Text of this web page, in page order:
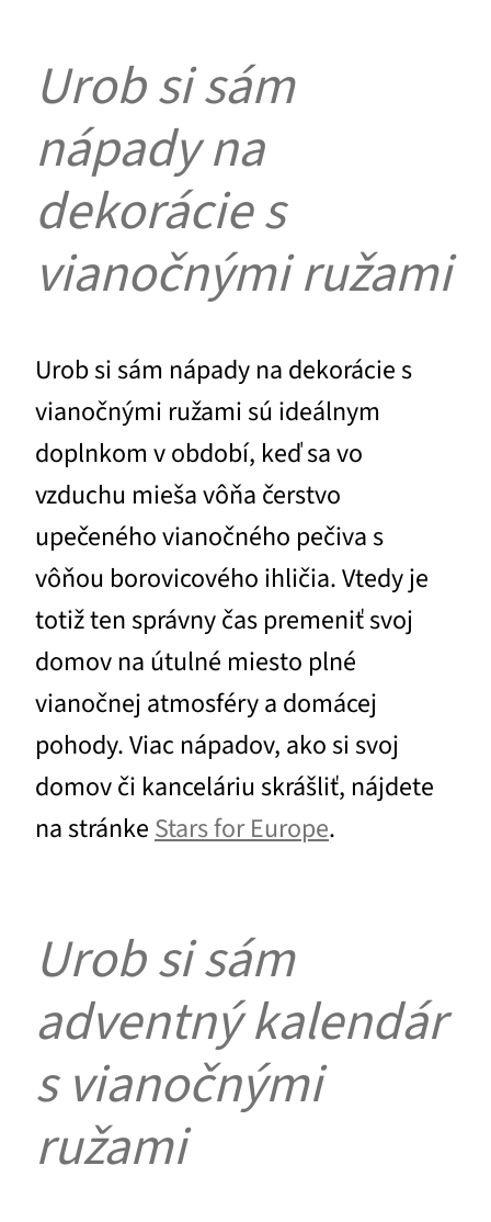
Urob si sám
nápady na
dekorácie s
vianočnými ružami
Urob si sám nápady na dekorácie s
vianočnými ružami sú ideálnym
doplnkom v období, keď sa vo
vzduchu mieša vôňa čerstvo
upečeného vianočného pečiva s
vôňou borovicového ihličia. Vtedy je
totiž ten správny čas premeniť svoj
domov na útulné miesto plné
vianočnej atmosféry a domácej
pohody. Viac nápadov, ako si svoj
domov či kanceláriu skrášliť, nájdete
na stránkeStars for Europe.
Urob si sám
adventný kalendár
s vianočnými
ružami